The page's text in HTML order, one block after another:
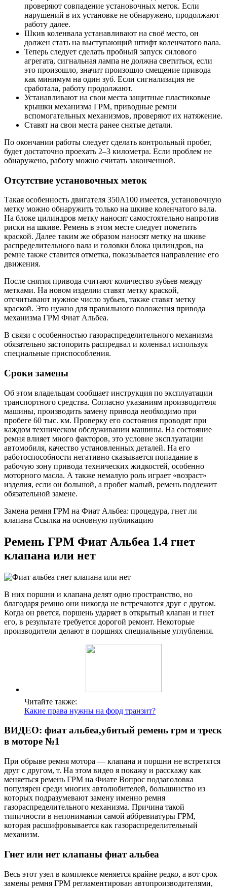
проверяют совпадение установочных меток. Если
нарушений в их установке не обнаружено, продолжают
работу далее.
Шкив коленвала устанавливают на своё место, он
должен стать на выступающий штифт коленчатого вала.
Теперь следует сделать пробный запуск силового
агрегата, сигнальная лампа не должна светиться, если
это произошло, значит произошло смещение привода
как минимум на один зуб. Если сигнализация не
сработала, работу продолжают.
Устанавливают на свои места защитные пластиковые
крышки механизма ГРМ, приводные ремни
вспомогательных механизмов, проверяют их натяжение.
Ставят на свои места ранее снятые детали.
По окончании работы следует сделать контрольный пробег,
будет достаточно проехать 2–3 километра. Если проблем не
обнаружено, работу можно считать законченной.
Отсутствие установочных меток
Такая особенность двигателя 350А100 имеется, установочную
метку можно обнаружить только на шкиве коленчатого вала.
На блоке цилиндров метку наносят самостоятельно напротив
риски на шкиве. Ремень в этом месте следует пометить
краской. Далее таким же образом наносят метку на шкиве
распределительного вала и головки блока цилиндров, на
ремне также ставится отметка, показывается направление его
движения.
После снятия привода считают количество зубьев между
метками. На новом изделии ставят метку краской,
отсчитывают нужное число зубьев, также ставят метку
краской. Это нужно для правильного положения привода
механизма ГРМ Фиат Альбеа.
В связи с особенностью газораспределительного механизма
обязательно застопорить распредвал и коленвал используя
специальные приспособления.
Сроки замены
Об этом владельцам сообщает инструкция по эксплуатации
транспортного средства. Согласно указаниям производителя
машины, производить замену привода необходимо при
пробеге 60 тыс. км. Проверку его состояния проводят при
каждом техническом обслуживании машины. На состояние
ремня влияет много факторов, это условие эксплуатации
автомобиля, качество установленных деталей. На его
работоспособности негативно сказывается попадание в
рабочую зону привода технических жидкостей, особенно
моторного масла. А также немалую роль играет «возраст»
изделия, если он большой, а пробег малый, ремень подлежит
обязательной замене.
Замена ремня ГРМ на Фиат Альбеа: процедура, гнет ли
клапана Ссылка на основную публикацию
Ремень ГРМ Фиат Альбеа 1.4 гнет
клапана или нет
В них поршни и клапана делят одно пространство, но
благодаря ремню они никогда не встречаются друг с другом.
Когда он рвется, поршень ударяет в открытый клапан и гнет
его, в результате требуется дорогой ремонт. Некоторые
производители делают в поршнях специальные углубления.
Читайте также:
Какие права нужны на форд транзит?
ВИДЕО: фиат альбеа,убитый ремень грм и треск
в моторе №1
При обрыве ремня мотора — клапана и поршни не встретятся
друг с другом, т. На этом видео я покажу и расскажу как
меняеться ремень ГРМ на Фиате Вопрос подзаголовка
популярен среди многих автолюбителей, большинство из
которых подразумевают замену именно ремня
газораспределительного механизма. Причина такой
типичности в непонимании самой аббревиатуры ГРМ,
которая расшифровывается как газораспределительный
механизм.
Гнет или нет клапаны фиат альбеа
Весь этот узел в комплексе меняется крайне редко, а вот срок
замены ремня ГРМ регламентирован автопроизводителями,